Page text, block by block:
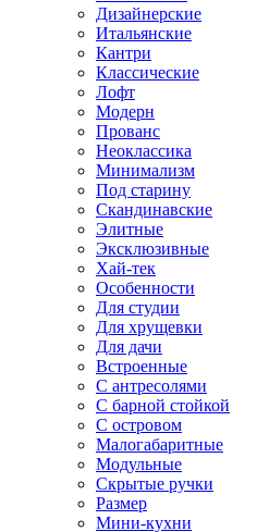
Дизайнерские
Итальянские
Кантри
Классические
Лофт
Модерн
Прованс
Неоклассика
Минимализм
Под старину
Скандинавские
Элитные
Эксклюзивные
Хай-тек
Особенности
Для студии
Для хрущевки
Для дачи
Встроенные
С антресолями
С барной стойкой
С островом
Малогабаритные
Модульные
Скрытые ручки
Размер
Мини-кухни